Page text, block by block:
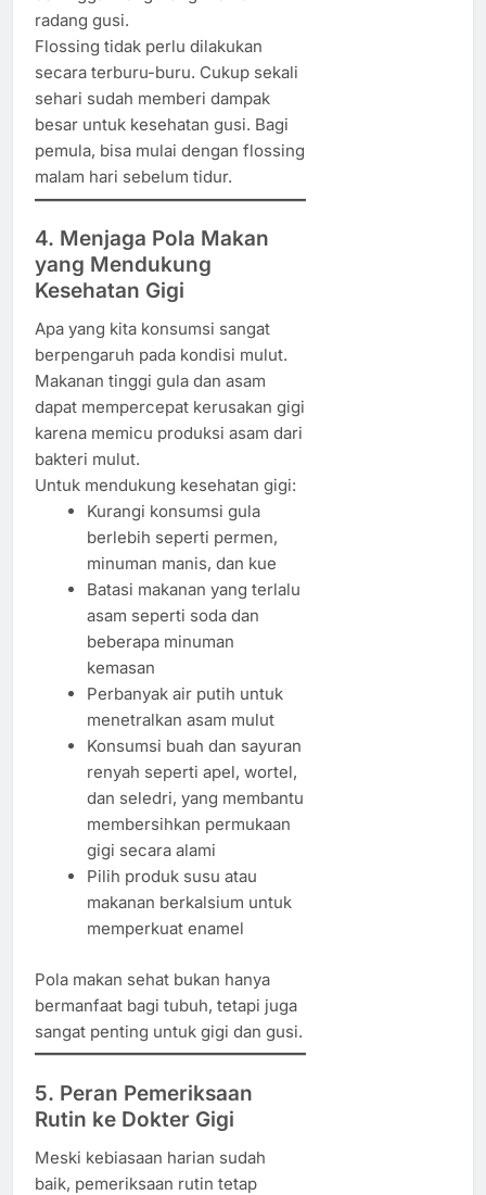
radang gusi.
Flossing tidak perlu dilakukan
secara terburu-buru. Cukup sekali
sehari sudah memberi dampak
besar untuk kesehatan gusi. Bagi
pemula, bisa mulai dengan flossing
malam hari sebelum tidur.
4. Menjaga Pola Makan
yang Mendukung
Kesehatan Gigi
Apa yang kita konsumsi sangat
berpengaruh pada kondisi mulut.
Makanan tinggi gula dan asam
dapat mempercepat kerusakan gigi
karena memicu produksi asam dari
bakteri mulut.
Untuk mendukung kesehatan gigi:
Kurangi konsumsi gula
berlebih seperti permen,
minuman manis, dan kue
Batasi makanan yang terlalu
asam seperti soda dan
beberapa minuman
kemasan
Perbanyak air putih untuk
menetralkan asam mulut
Konsumsi buah dan sayuran
renyah seperti apel, wortel,
dan seledri, yang membantu
membersihkan permukaan
gigi secara alami
Pilih produk susu atau
makanan berkalsium untuk
memperkuat enamel
Pola makan sehat bukan hanya
bermanfaat bagi tubuh, tetapi juga
sangat penting untuk gigi dan gusi.
5. Peran Pemeriksaan
Rutin ke Dokter Gigi
Meski kebiasaan harian sudah
baik, pemeriksaan rutin tetap